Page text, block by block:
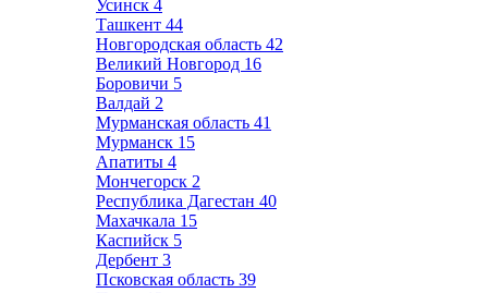
Усинск 4
Ташкент 44
Новгородская область 42
Великий Новгород 16
Боровичи 5
Валдай 2
Мурманская область 41
Мурманск 15
Апатиты 4
Мончегорск 2
Республика Дагестан 40
Махачкала 15
Каспийск 5
Дербент 3
Псковская область 39